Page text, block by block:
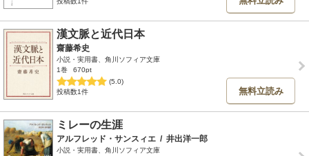
漢文脈と近代日本
齋藤希史
小説・実用書、角川ソフィア文庫
1巻
670pt
(5.0)
投稿数1件
無料立読み
ミレーの生涯
アルフレッド・サンスィエ / 井出洋一郎
小説・実用書、角川ソフィア文庫